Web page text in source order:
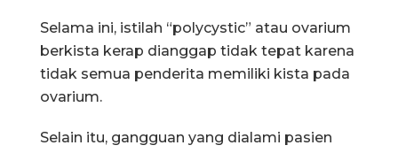
Selama ini, istilah “polycystic” atau ovarium
berkista kerap dianggap tidak tepat karena
tidak semua penderita memiliki kista pada
ovarium.
Selain itu, gangguan yang dialami pasien